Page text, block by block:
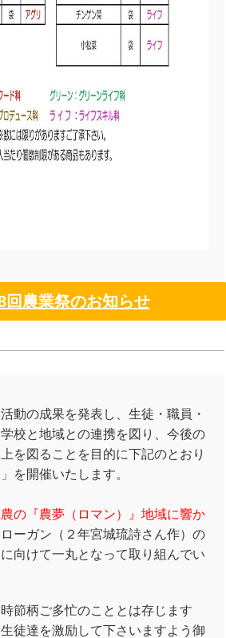
回農業祭のお知らせ
動の成果を発表し、生徒・職員・
校と地域との連携を図り、今後の
を図ることを目的に下記のとおり
を開催いたします。
農の『農夢（ロマン）』地域に響か
ーガン（２年宮城琉詩さん作）の
向けて一丸となって取り組んでい
節柄ご多忙のこととは存じます
徒達を激励して下さいますよう御